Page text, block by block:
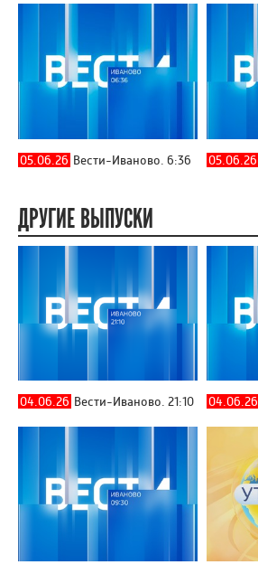
05.06.26 Вести-Иваново. 6:36 05.06.26
ДРУГИЕ ВЫПУСКИ
04.06.26 Вести-Иваново. 21:10 04.06.26